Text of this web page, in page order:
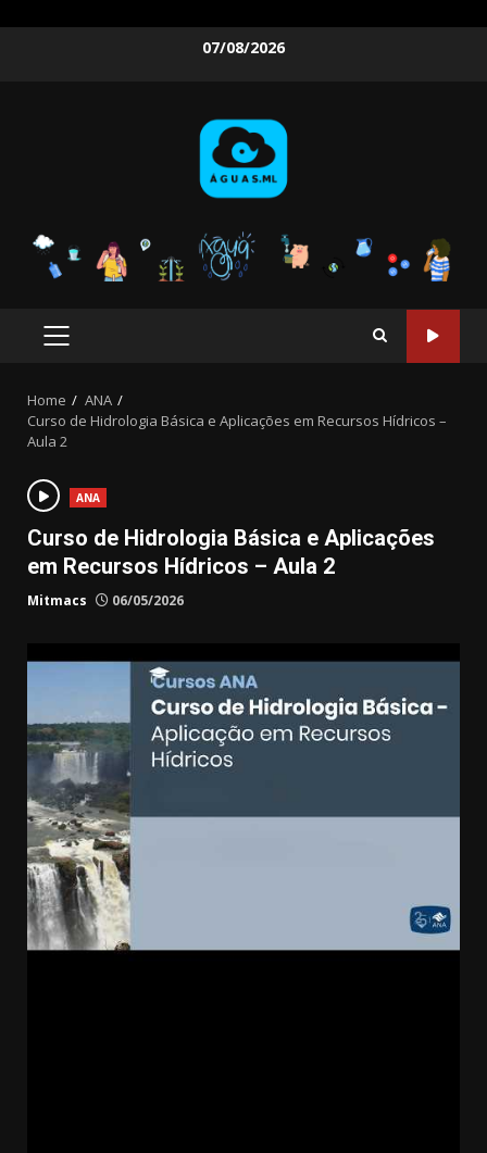
07/08/2026
PRIMARY
Home
ANA
Curso de Hidrologia Básica e Aplicações em Recursos Hídricos –
Aula 2
ANA
Curso de Hidrologia Básica e Aplicações
em Recursos Hídricos – Aula 2
Mitmacs 06/05/2026